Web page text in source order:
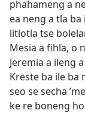
phahameng a
ea neng a tla
litlotla tse
Mesia a fihla, o
Jeremia a ileng
Kreste ba ile ba
seo se secha
ke re boneng